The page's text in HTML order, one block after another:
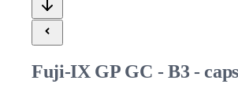
Fuji-IX GP GC - B3 -